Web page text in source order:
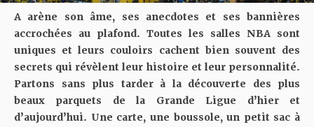
A arène son âme, ses anecdotes et ses bannières
accrochées au plafond. Toutes les salles NBA sont
uniques et leurs couloirs cachent bien souvent des
secrets qui révèlent leur histoire et leur personnalité.
Partons sans plus tarder à la découverte des plus
beaux parquets de la Grande Ligue d’hier et
d’aujourd’hui. Une carte, une boussole, un petit sac à